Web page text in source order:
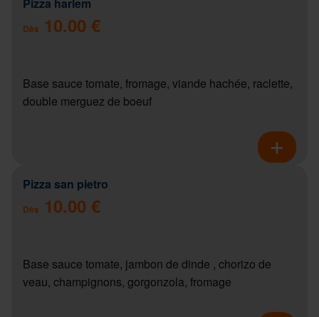
Dès 10.00 €
Base sauce tomate, fromage, viande hachée, raclette,
double merguez de boeuf
Pizza san pietro
Dès 10.00 €
Base sauce tomate, jambon de dinde , chorizo de
veau, champignons, gorgonzola, fromage